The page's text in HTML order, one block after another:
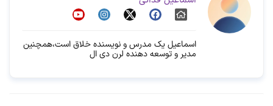
اسماعیل یک مدرس و نویسنده خلاق است،همچنین
مدیر و توسعه دهنده لرن دی ال